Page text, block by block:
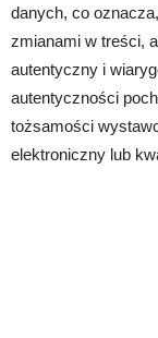
danych, co
zmianami w treści,
autentyczny i
autentyczności
tożsamości
elektroniczny lub